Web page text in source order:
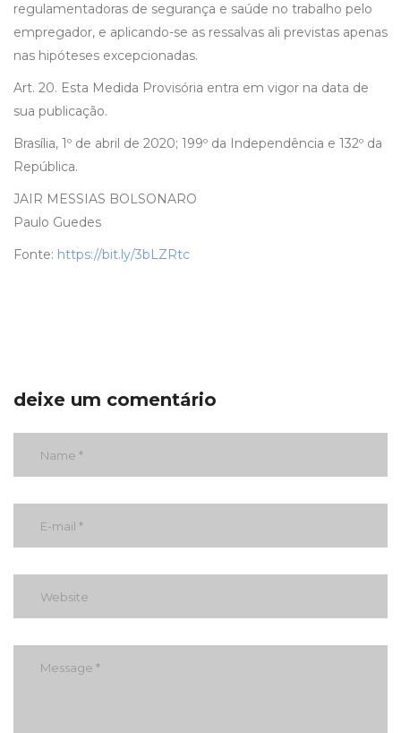
regulamentadoras de segurança e saúde no trabalho pelo
empregador, e aplicando-se as ressalvas ali previstas apenas
nas hipóteses excepcionadas.
Art. 20. Esta Medida Provisória entra em vigor na data de
sua publicação.
Brasília, 1º de abril de 2020; 199º da Independência e 132º da
República.
JAIR MESSIAS BOLSONARO
Paulo Guedes
Fonte: https://bit.ly/3bLZRtc
deixe um comentário